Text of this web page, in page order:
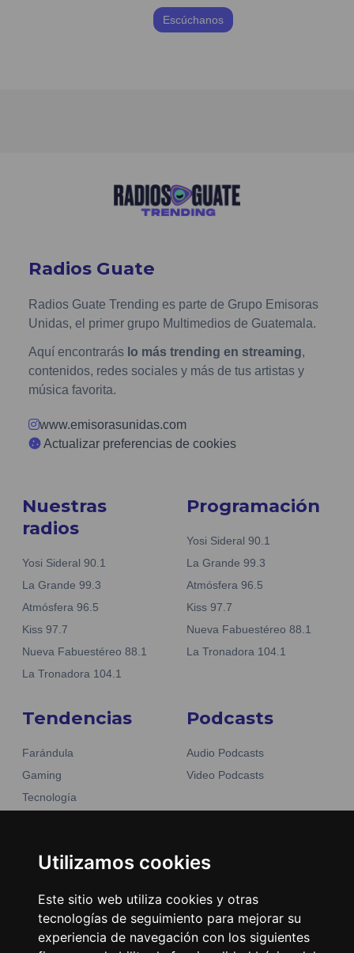
Utilizamos cookies
Este sitio web utiliza cookies y otras
tecnologías de seguimiento para mejorar su
experiencia de navegación con los siguientes
Escúchanos
Radios Guate
Radios Guate Trending es parte de Grupo Emisoras
Unidas, el primer grupo Multimedios de Guatemala.
Aquí encontrarás lo más trending en streaming,
contenidos, redes sociales y más de tus artistas y
música favorita.
www.emisorasunidas.com
Actualizar preferencias de cookies
Nuestras
radios
Yosi Sideral 90.1
La Grande 99.3
Atmósfera 96.5
Kiss 97.7
Nueva Fabuestéreo 88.1
La Tronadora 104.1
Programación
Yosi Sideral 90.1
La Grande 99.3
Atmósfera 96.5
Kiss 97.7
Nueva Fabuestéreo 88.1
La Tronadora 104.1
Tendencias
Farándula
Gaming
Tecnología
Noticias
Podcasts
Audio Podcasts
Video Podcasts
Emisoras Unidas
Encuéntranos